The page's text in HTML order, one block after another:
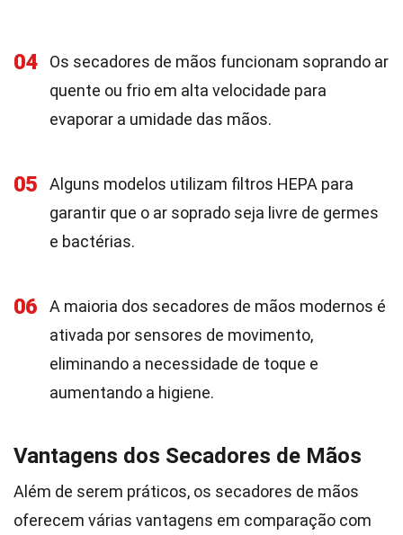
04
Os secadores de mãos funcionam soprando ar
quente ou frio em alta velocidade para
evaporar a umidade das mãos.
05
Alguns modelos utilizam filtros HEPA para
garantir que o ar soprado seja livre de germes
e bactérias.
06
A maioria dos secadores de mãos modernos é
ativada por sensores de movimento,
eliminando a necessidade de toque e
aumentando a higiene.
Vantagens dos Secadores de Mãos
Além de serem práticos, os secadores de mãos
oferecem várias vantagens em comparação com